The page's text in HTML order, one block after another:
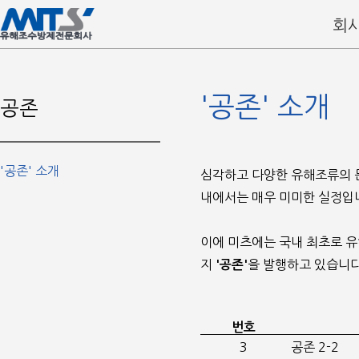
회
공존
'공존' 소개
'공존' 소개
심각하고 다양한 유해조류의
내에서는 매우 미미한 실정입
이에 미츠에는 국내 최초로
지
'공존'을 발행하고 있습니
번호
3
공존 2-2